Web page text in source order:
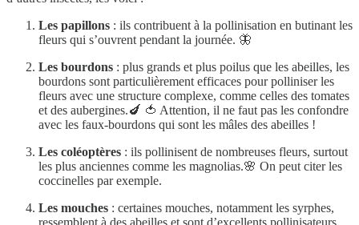
Les papillons : ils contribuent à la pollinisation en butinant les
fleurs qui s’ouvrent pendant la journée. 🦋
Les bourdons : plus grands et plus poilus que les abeilles, les
bourdons sont particulièrement efficaces pour polliniser les
fleurs avec une structure complexe, comme celles des tomates
et des aubergines.🍆 🍅 Attention, il ne faut pas les confondre
avec les faux-bourdons qui sont les mâles des abeilles !
Les coléoptères : ils pollinisent de nombreuses fleurs, surtout
les plus anciennes comme les magnolias.🌸 On peut citer les
coccinelles par exemple.
Les mouches : certaines mouches, notamment les syrphes,